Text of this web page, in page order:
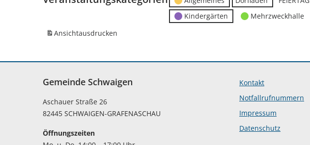
Kindergärten
Mehrzweckhalle
Ansichtausdrucken
Gemeinde Schwaigen
Aschauer Straße 26
82445 SCHWAIGEN-GRAFENASCHAU
Öffnungszeiten
Kontakt
Notfallrufnummern
Impressum
Datenschutz